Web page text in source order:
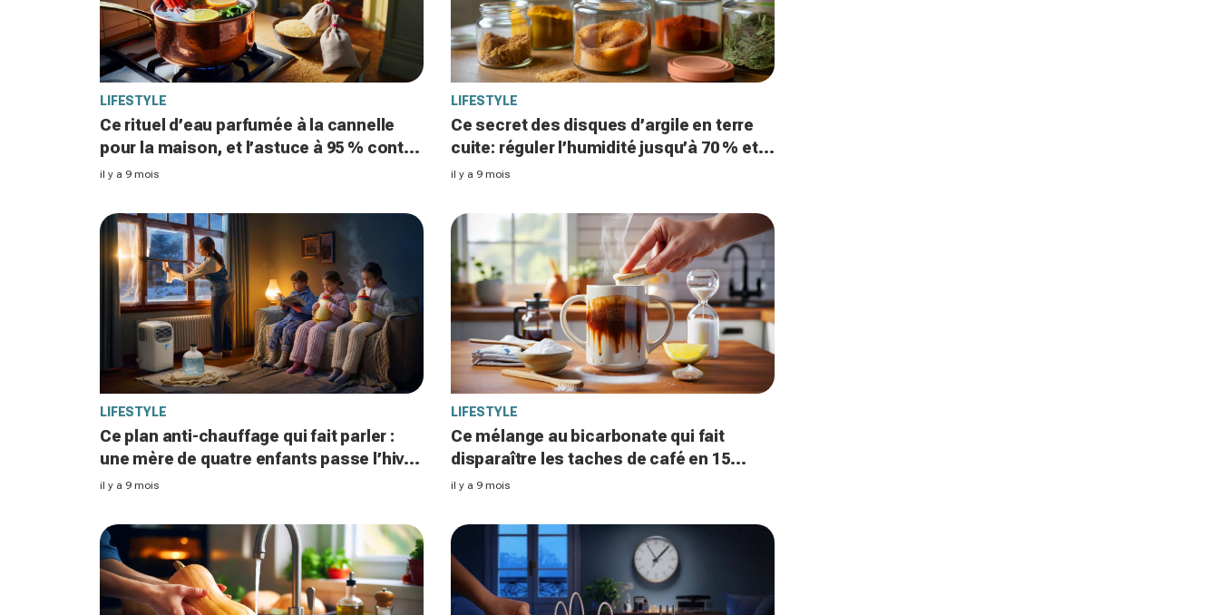
LIFESTYLE
Ce rituel d’eau parfumée à la cannelle
pour la maison, et l’astuce à 95 % contre
le renfermé, séduisent à nouveau en
il y a 9 mois
LIFESTYLE
Ce secret des disques d’argile en terre
cuite: réguler l’humidité jusqu’à 70 % et
garder vos épices et votre sucre brun
il y a 9 mois
LIFESTYLE
Ce plan anti-chauffage qui fait parler :
une mère de quatre enfants passe l’hiver
sans radiateurs après une facture à 2 290
il y a 9 mois
LIFESTYLE
Ce mélange au bicarbonate qui fait
disparaître les taches de café en 15
minutes séduit les foyers français, sans
il y a 9 mois